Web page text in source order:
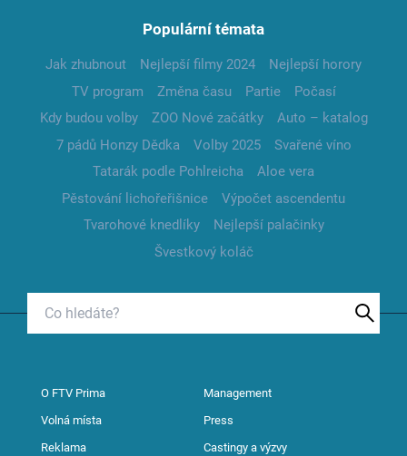
Populární témata
Jak zhubnout Nejlepší filmy 2024
Nejlepší horory
TV program
Změna času Partie
Počasí
Kdy budou volby
ZOO Nové začátky
Auto – katalog
7 pádů Honzy Dědka
Volby 2025
Svařené víno
Tatarák podle Pohlreicha
Aloe vera
Pěstování lichořeřišnice
Výpočet ascendentu
Tvarohové knedlíky
Nejlepší palačinky
Švestkový koláč
O FTV Prima Management
Volná místa Press
Reklama Castingy a výzvy